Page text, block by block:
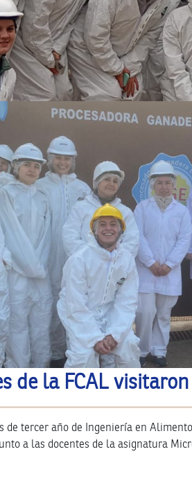
de la FCAL
de tercer año de Ingeniería en
a las docentes de la asignatura